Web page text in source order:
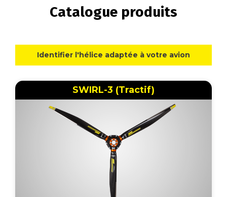
Catalogue produits
Identifier l'hélice adaptée à votre avion
SWIRL-3 (Tractif)